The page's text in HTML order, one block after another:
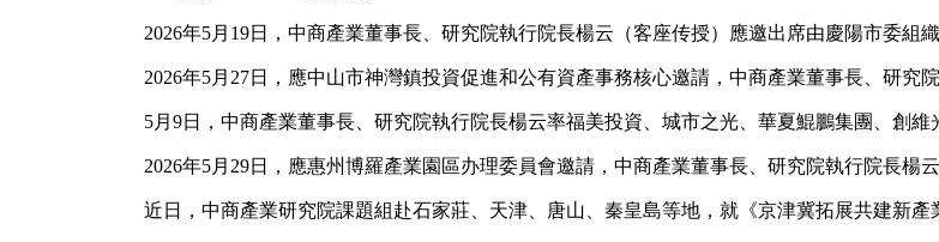
2026年5月19日，中商產業董事長、研究院執行院長楊云（客座传授）應邀出席由慶陽市委組織
2026年5月27日，應中山市神灣鎮投資促進和公有資產事務核心邀請，中商產業董事長、研究院
5月9日，中商產業董事長、研究院執行院長楊云率福美投資、城市之光、華夏鯤鵬集團、創維
2026年5月29日，應惠州博羅產業園區办理委員會邀請，中商產業董事長、研究院執行院長楊云
近日，中商產業研究院課題組赴石家莊、天津、唐山、秦皇島等地，就《京津冀拓展共建新產